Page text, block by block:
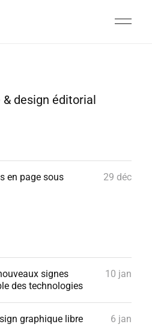
design éditorial
en page sous
29 déc
signes
des technologies
10 jan
graphique libre 6 jan